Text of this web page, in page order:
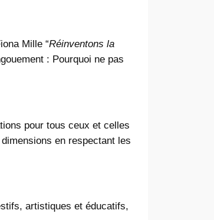
Mille “Réinventons la
: Pourquoi ne pas
pour tous ceux et celles
en respectant les
artistiques et éducatifs,